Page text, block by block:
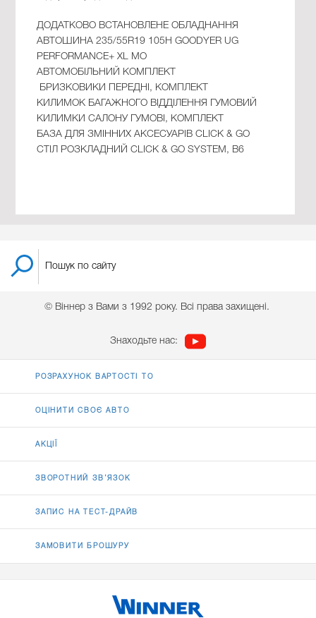
ДОДАТКОВО ВСТАНОВЛЕНЕ ОБЛАДНАННЯ
АВТОШИНА 235/55R19 105H GOODYER UG
PERFORMANCE+ XL MO
АВТОМОБІЛЬНИЙ КОМПЛЕКТ
БРИЗКОВИКИ ПЕРЕДНІ, КОМПЛЕКТ
КИЛИМОК БАГАЖНОГО ВІДДІЛЕННЯ ГУМОВИЙ
КИЛИМКИ САЛОНУ ГУМОВІ, КОМПЛЕКТ
БАЗА ДЛЯ ЗМІННИХ АКСЕСУАРІВ CLICK & GO
СТІЛ РОЗКЛАДНИЙ CLICK & GO SYSTEM, B6
© Віннер з Вами з 1992 року. Всі права захищені.
Знаходьте нас:
РОЗРАХУНОК ВАРТОСТІ ТО
ОЦІНИТИ СВОЄ АВТО
АКЦІЇ
ЗВОРОТНИЙ ЗВ’ЯЗОК
ЗАПИС НА ТЕСТ-ДРАЙВ
ЗАМОВИТИ БРОШУРУ